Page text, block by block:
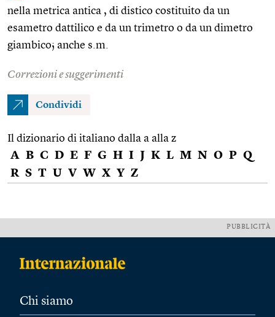
nella metrica antica , di distico costituito da un
esametro dattilico e da un trimetro o da un dimetro
giambico; anche s.m.
Correzioni e suggerimenti
Condividi
Il dizionario di italiano dalla a alla z
A B C D E F G H I J K L M N O P Q
R S T U V W X Y Z
PUBBLICITÀ
Chi siamo